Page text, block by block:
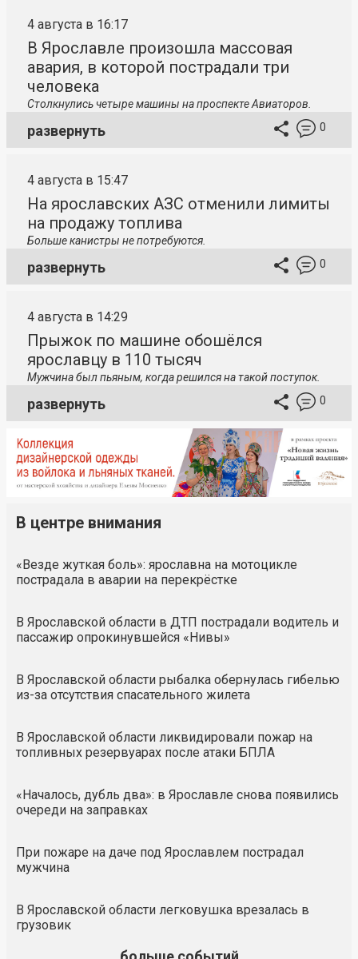
4 августа в 16:17
В Ярославле произошла массовая
авария, в которой пострадали три
человека
Столкнулись четыре машины на проспекте Авиаторов.
развернуть 0
4 августа в 15:47
На ярославских АЗС отменили лимиты
на продажу топлива
Больше канистры не потребуются.
развернуть 0
4 августа в 14:29
Прыжок по машине обошёлся
ярославцу в 110 тысяч
Мужчина был пьяным, когда решился на такой поступок.
развернуть 0
В центре внимания
«Везде жуткая боль»: ярославна на мотоцикле
пострадала в аварии на перекрёстке
В Ярославской области в ДТП пострадали водитель и
пассажир опрокинувшейся «Нивы»
В Ярославской области рыбалка обернулась гибелью
из-за отсутствия спасательного жилета
В Ярославской области ликвидировали пожар на
топливных резервуарах после атаки БПЛА
«Началось, дубль два»: в Ярославле снова появились
очереди на заправках
При пожаре на даче под Ярославлем пострадал
мужчина
В Ярославской области легковушка врезалась в
грузовик